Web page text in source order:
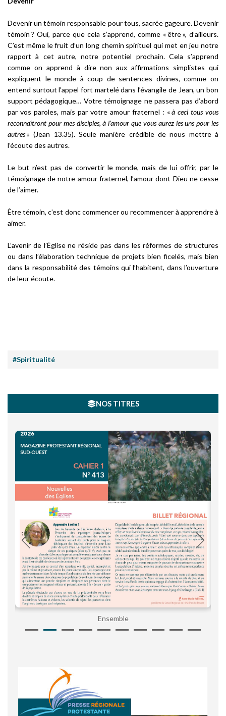
Devenir un témoin responsable pour tous, sacrée gageure. Devenir
témoin ? Oui, parce que cela s’apprend, comme « être », d’ailleurs.
C’est même le fruit d’un long chemin spirituel qui met en jeu notre
rapport à cet autre, notre potentiel prochain. Cela s’apprend
comme on apprend à dire non aux affirmations simplistes qui
expliquent le monde à coup de sentences divines, comme on
entend surtout l’appel fort martelé dans l’évangile de Jean, un bon
support pédagogique… Votre témoignage ne passera pas d’abord
par vos paroles, mais par votre amour fraternel : «à ceci tous vous
reconnaîtront pour mes disciples, à l’amour que vous aurez les uns pour les
autres » (Jean 13.35). Seule manière crédible de nous mettre à
l’écoute des autres.
Le but n’est pas de convertir le monde, mais de lui offrir, par le
témoignage de notre amour fraternel, l’amour dont Dieu ne cesse
de l’aimer.
Être témoin, c’est donc commencer ou recommencer à apprendre à
aimer.
L’avenir de l’Église ne réside pas dans les réformes de structures
ou dans l’élaboration technique de projets bien ficelés, mais bien
dans la responsabilité des témoins qui l’habitent, dans l’ouverture
de leur écoute.
#Spiritualité
NOS TITRES
Ensemble